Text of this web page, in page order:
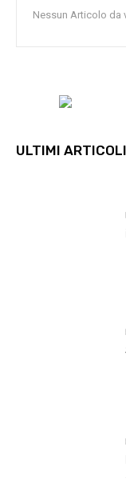
Nessun Articolo da
ULTIMI ARTICOLI